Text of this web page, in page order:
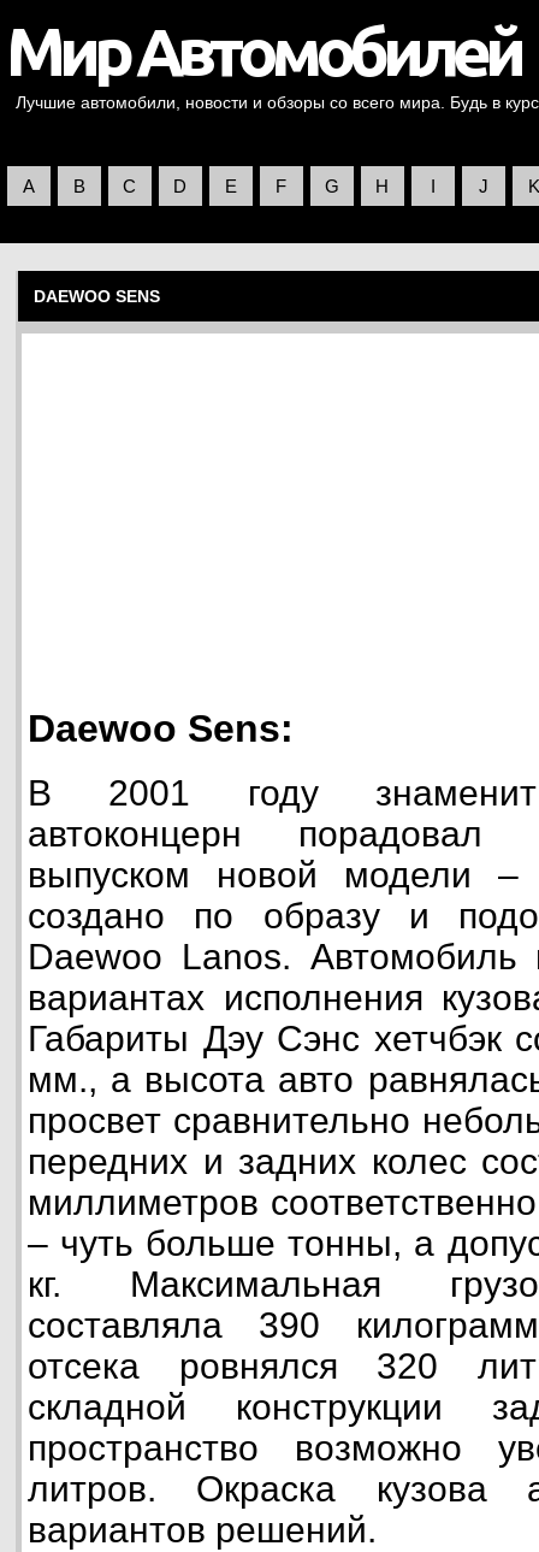
Лучшие автомобили, новости и обзоры со всего мира. Будь в
A B C D E F G H I J K
DAEWOO SENS
Daewoo Sens:
В 2001 году
автоконцерн порадовал
выпуском новой модели
создано по образу и
Daewoo Lanos. Автомобиль
вариантах исполнения
Габариты Дэу Сэнс хетчбэк
мм., а высота авто
просвет сравнительно
передних и задних колес
миллиметров
– чуть больше тонны, а
кг. Максимальная
составляла 390
отсека ровнялся 320
складной конструкции
пространство возможно
литров. Окраска кузова
вариантов решений.